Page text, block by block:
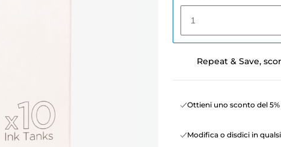
1
Repeat & Save,
Ottieni uno sconto del
Modifica o disdici in